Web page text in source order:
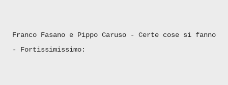
Franco Fasano e Pippo Caruso - Certe cose si fanno
- Fortissimissimo: